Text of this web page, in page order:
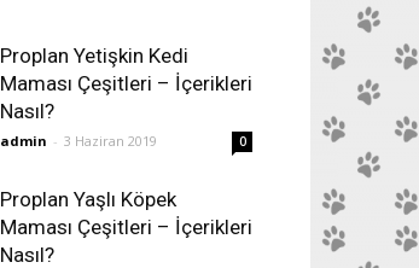
Proplan Yetişkin Kedi
Maması Çeşitleri – İçerikleri
Nasıl?
admin - 3 Haziran 2019 0
Proplan Yaşlı Köpek
Maması Çeşitleri – İçerikleri
Nasıl?